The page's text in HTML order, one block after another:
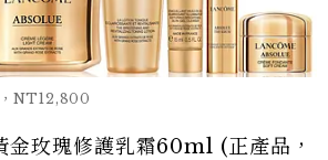
，NT12,800
金玫瑰修護乳霜60ml (正產品，